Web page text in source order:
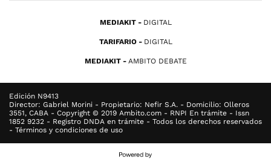
MEDIAKIT DIGITAL
TARIFARIO DIGITAL
MEDIAKIT AMBITO DEBATE
Edición N9413
Director: Gabriel Morini - Propietario: Nefir S.A. - Domicilio: Olleros
3551, CABA - Copyright © 2019 Ambito.com - RNPI En trámite - Issn
1852 9232 - Registro DNDA en trámite - Todos los derechos reservados
- Términos y condiciones de uso